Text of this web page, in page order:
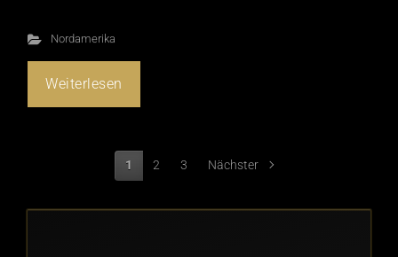
Nordamerika
Weiterlesen
1 2 3 Nächster